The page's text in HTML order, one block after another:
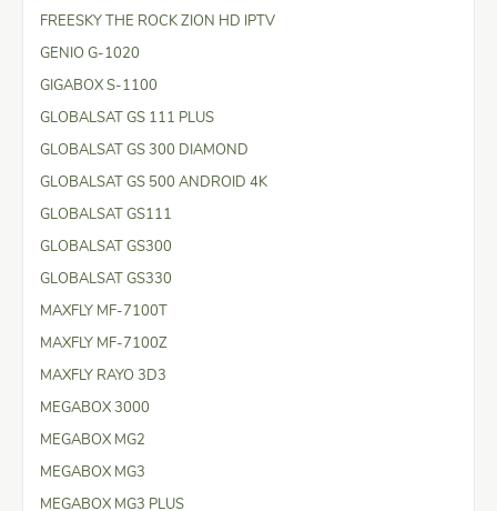
FREESKY THE ROCK ZION HD IPTV
GENIO G-1020
GIGABOX S-1100
GLOBALSAT GS 111 PLUS
GLOBALSAT GS 300 DIAMOND
GLOBALSAT GS 500 ANDROID 4K
GLOBALSAT GS111
GLOBALSAT GS300
GLOBALSAT GS330
MAXFLY MF-7100T
MAXFLY MF-7100Z
MAXFLY RAYO 3D3
MEGABOX 3000
MEGABOX MG2
MEGABOX MG3
MEGABOX MG3 PLUS